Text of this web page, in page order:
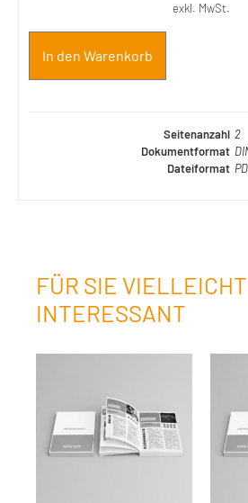
exkl. MwSt.
In den Warenkorb
Seitenanzahl 2
Dokumentformat
Dateiformat
FÜR SIE
INTERESSANT